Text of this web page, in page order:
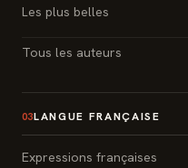
Les plus belles
Tous les auteurs
03LANGUE FRANÇAISE
Expressions françaises